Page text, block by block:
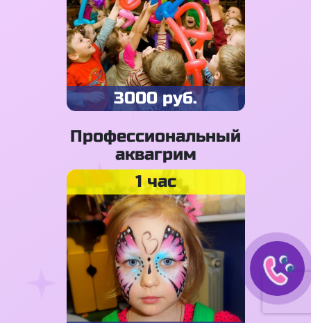
3000 руб.
Профессиональный
аквагрим
1 час